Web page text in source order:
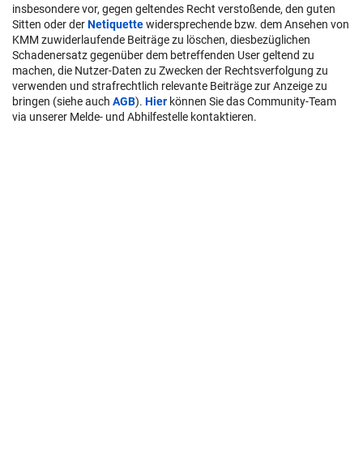
insbesondere vor, gegen geltendes Recht verstoßende, den guten
Sitten oder derNetiquettewidersprechende bzw. dem Ansehen von
KMM zuwiderlaufende Beiträge zu löschen, diesbezüglichen
Schadenersatz gegenüber dem betreffenden User geltend zu
machen, die Nutzer-Daten zu Zwecken der Rechtsverfolgung zu
verwenden und strafrechtlich relevante Beiträge zur Anzeige zu
bringen (siehe auch AGB). Hier können Sie das Community-Team
via unserer Melde- und Abhilfestelle kontaktieren.